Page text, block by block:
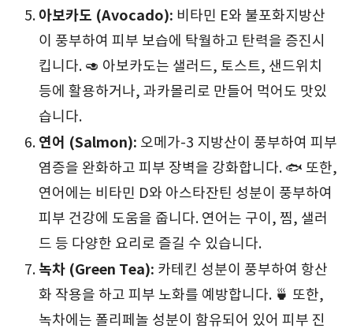
아보카도 (Avocado): 비타민 E와 불포화지방산
이 풍부하여 피부 보습에 탁월하고 탄력을 증진시
킵니다. 🥑 아보카도는 샐러드, 토스트, 샌드위치
등에 활용하거나, 과카몰리로 만들어 먹어도 맛있
습니다.
연어 (Salmon): 오메가-3 지방산이 풍부하여 피부
염증을 완화하고 피부 장벽을 강화합니다. 🐟 또한,
연어에는 비타민 D와 아스타잔틴 성분이 풍부하여
피부 건강에 도움을 줍니다. 연어는 구이, 찜, 샐러
드 등 다양한 요리로 즐길 수 있습니다.
녹차 (Green Tea): 카테킨 성분이 풍부하여 항산
화 작용을 하고 피부 노화를 예방합니다. 🍵 또한,
녹차에는 폴리페놀 성분이 함유되어 있어 피부 진